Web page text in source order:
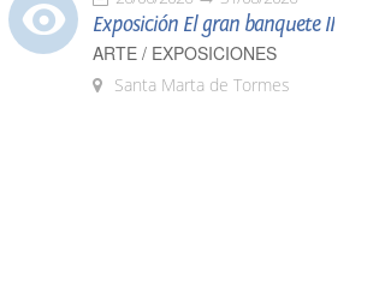
Exposición El gran banquete II
ARTE / EXPOSICIONES
Santa Marta de Tormes